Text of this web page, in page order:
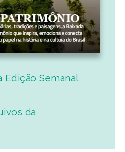
Edição Semanal
da